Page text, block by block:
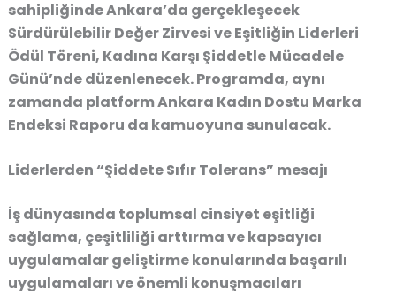
sahipliğinde Ankara’da gerçekleşecek
Sürdürülebilir Değer Zirvesi ve Eşitliğin Liderleri
Ödül Töreni, Kadına Karşı Şiddetle Mücadele
Günü’nde düzenlenecek. Programda, aynı
zamanda platform Ankara Kadın Dostu Marka
Endeksi Raporu da kamuoyuna sunulacak.
Liderlerden “Şiddete Sıfır Tolerans” mesajı
İş dünyasında toplumsal cinsiyet eşitliği
sağlama, çeşitliliği arttırma ve kapsayıcı
uygulamalar geliştirme konularında başarılı
uygulamaları ve önemli konuşmacıları